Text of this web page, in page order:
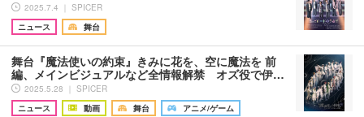
2025.7.4 ｜ SPICER
ニュース
舞台
舞台『魔法使いの約束』きみに花を、空に魔法を 前
編、メインビジュアルなど全情報解禁 オズ役で伊…
2025.5.28 ｜ SPICER
ニュース
動画 舞台 アニメ/ゲーム